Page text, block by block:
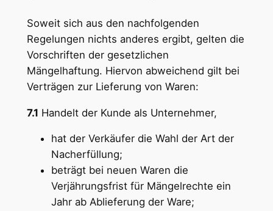
Soweit sich aus den nachfolgenden
Regelungen nichts anderes ergibt, gelten die
Vorschriften der gesetzlichen
Mängelhaftung. Hiervon abweichend gilt bei
Verträgen zur Lieferung von Waren:
7.1 Handelt der Kunde als Unternehmer,
hat der Verkäufer die Wahl der Art der
Nacherfüllung;
beträgt bei neuen Waren die
Verjährungsfrist für Mängelrechte ein
Jahr ab Ablieferung der Ware;